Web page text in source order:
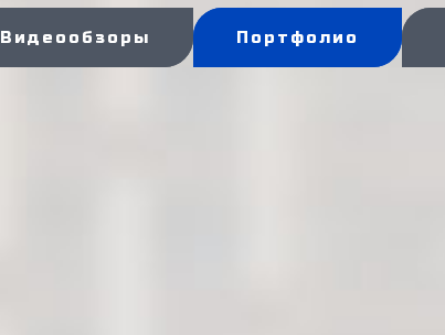
Видеообзоры Портфолио